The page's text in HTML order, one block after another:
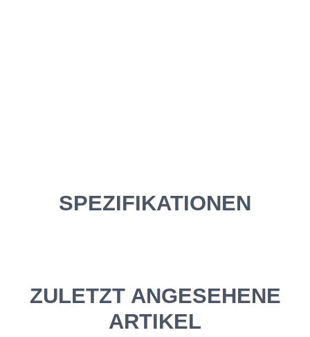
SPEZIFIKATIONEN
ZULETZT ANGESEHENE
ARTIKEL